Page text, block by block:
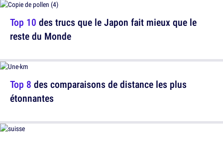
Top 10 des trucs que le Japon fait mieux que le
reste du Monde
Top 8 des comparaisons de distance les plus
étonnantes